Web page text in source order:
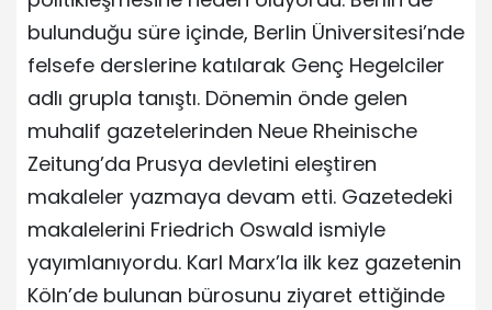
bulunduğu süre içinde, Berlin Üniversitesi’nde
felsefe derslerine katılarak Genç Hegelciler
adlı grupla tanıştı. Dönemin önde gelen
muhalif gazetelerinden Neue Rheinische
Zeitung’da Prusya devletini eleştiren
makaleler yazmaya devam etti. Gazetedeki
makalelerini Friedrich Oswald ismiyle
yayımlanıyordu. Karl Marx’la ilk kez gazetenin
Köln’de bulunan bürosunu ziyaret ettiğinde